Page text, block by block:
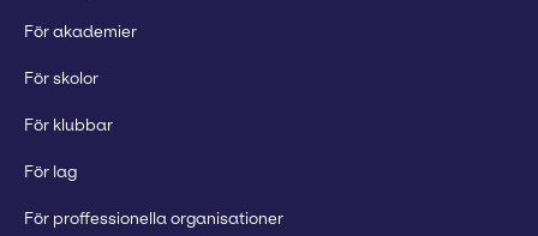
För akademier
För skolor
För klubbar
För lag
För proffessionella organisationer